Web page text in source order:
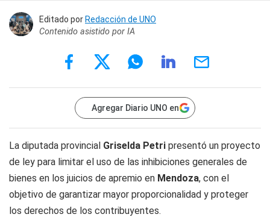
Editado porRedacción de UNO
Contenido asistido por IA
Agregar Diario UNO en
La diputada provincial Griselda Petri presentó un proyecto
de ley para limitar el uso de las inhibiciones generales de
bienes en los juicios de apremio en Mendoza, con el
objetivo de garantizar mayor proporcionalidad y proteger
los derechos de los contribuyentes.